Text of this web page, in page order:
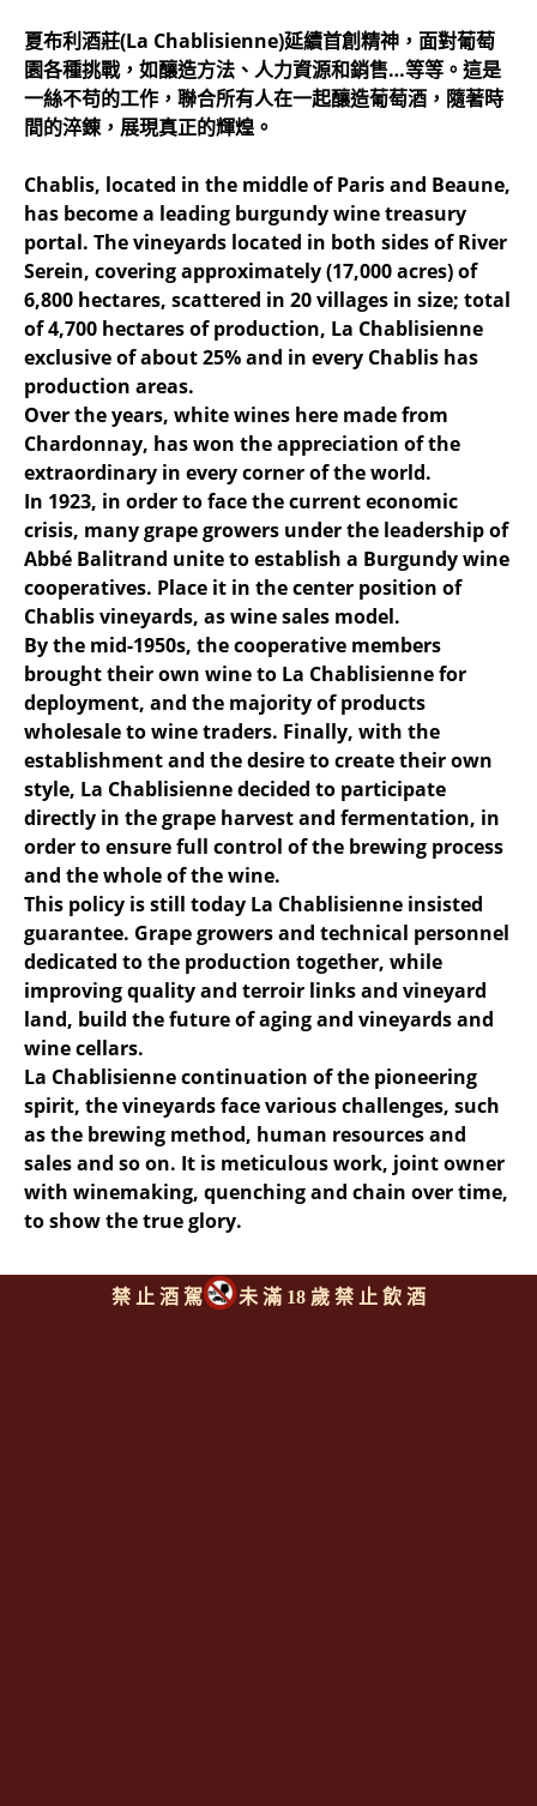
夏布利酒莊(La Chablisienne)延續首創精神，面對葡萄
園各種挑戰，如釀造方法、人力資源和銷售…等等。這是
一絲不苟的工作，聯合所有人在一起釀造葡萄酒，隨著時
間的淬錬，展現真正的輝煌。
Chablis, located in the middle of Paris and Beaune,
has become a leading burgundy wine treasury
portal. The vineyards located in both sides of River
Serein, covering approximately (17,000 acres) of
6,800 hectares, scattered in 20 villages in size; total
of 4,700 hectares of production, La Chablisienne
exclusive of about 25% and in every Chablis has
production areas.
Over the years, white wines here made from
Chardonnay, has won the appreciation of the
extraordinary in every corner of the world.
In 1923, in order to face the current economic
crisis, many grape growers under the leadership of
Abbé Balitrand unite to establish a Burgundy wine
cooperatives. Place it in the center position of
Chablis vineyards, as wine sales model.
By the mid-1950s, the cooperative members
brought their own wine to La Chablisienne for
deployment, and the majority of products
wholesale to wine traders. Finally, with the
establishment and the desire to create their own
style, La Chablisienne decided to participate
directly in the grape harvest and fermentation, in
order to ensure full control of the brewing process
and the whole of the wine.
This policy is still today La Chablisienne insisted
guarantee. Grape growers and technical personnel
dedicated to the production together, while
improving quality and terroir links and vineyard
land, build the future of aging and vineyards and
wine cellars.
La Chablisienne continuation of the pioneering
spirit, the vineyards face various challenges, such
as the brewing method, human resources and
sales and so on. It is meticulous work, joint owner
with winemaking, quenching and chain over time,
to show the true glory.
禁 止 酒 駕 未 滿 18 歲 禁 止 飲 酒